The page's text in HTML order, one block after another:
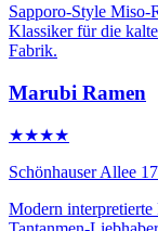
Sapporo-Style
Klassiker für die
Fabrik.
Marubi Ramen
★★★★
Schönhauser Allee
Modern